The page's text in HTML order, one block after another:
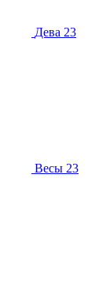
Дева 23
Весы 23